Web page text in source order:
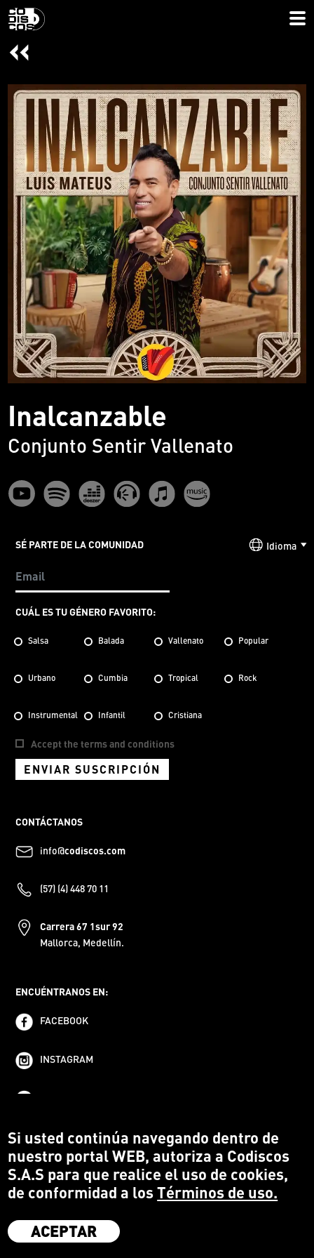
Inalcanzable
Conjunto Sentir Vallenato
SÉ PARTE DE LA COMUNIDAD
CUÁL ES TU GÉNERO FAVORITO:
Salsa Balada Vallenato Popular
Urbano Cumbia Tropical Rock
Instrumental Infantil Cristiana
Accept the terms and conditions
ENVIAR SUSCRIPCIÓN
CONTÁCTANOS
info@codiscos.com
(57) (4) 448 70 11
Carrera 67 1sur 92
Mallorca, Medellín.
ENCUÉNTRANOS EN:
FACEBOOK
INSTAGRAM
Idioma
Codiscos S.A.S
Si usted continúa navegando dentro de
nuestro portal WEB, autoriza a Codiscos
S.A.S para que realice el uso de cookies,
de conformidad a losTérminos de uso.
ACEPTAR